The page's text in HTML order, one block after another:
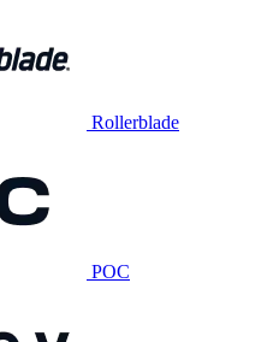
Rollerblade
POC